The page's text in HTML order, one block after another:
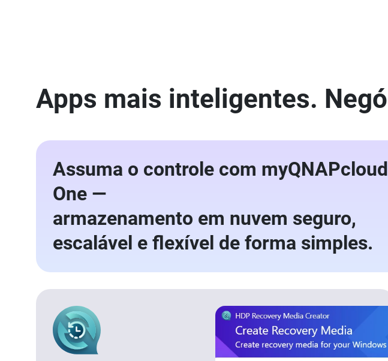
Apps mais inteligentes.
Assuma o controle com myQNAPcloud
One —
armazenamento em nuvem seguro,
escalável e flexível de forma simples.